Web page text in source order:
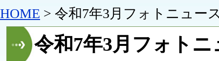
HOME > 令和7年3月フォトニュー
令和7年3月フォトニ